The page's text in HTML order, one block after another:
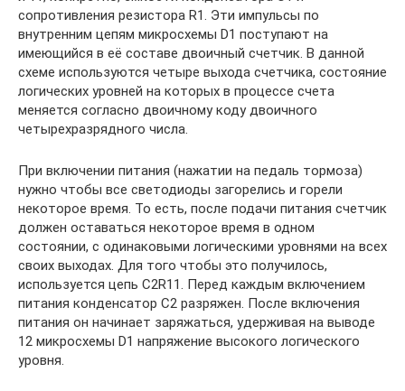
сопротивления резистора R1. Эти импульсы по
внутренним цепям микросхемы D1 поступают на
имеющийся в её составе двоичный счетчик. В данной
схеме используются четыре выхода счетчика, состояние
логических уровней на которых в процессе счета
меняется согласно двоичному коду двоичного
четырехразрядного числа.
При включении питания (нажатии на педаль тормоза)
нужно чтобы все светодиоды загорелись и горели
некоторое время. То есть, после подачи питания счетчик
должен оставаться некоторое время в одном
состоянии, с одинаковыми логическими уровнями на всех
своих выходах. Для того чтобы это получилось,
используется цепь C2R11. Перед каждым включением
питания конденсатор С2 разряжен. После включения
питания он начинает заряжаться, удерживая на выводе
12 микросхемы D1 напряжение высокого логического
уровня.